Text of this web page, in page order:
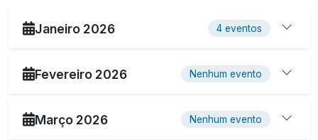
Janeiro 2026 4 eventos
Fevereiro 2026 Nenhum evento
Março 2026 Nenhum evento